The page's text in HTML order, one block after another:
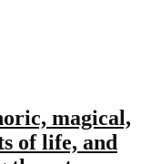
magical,
of life, and